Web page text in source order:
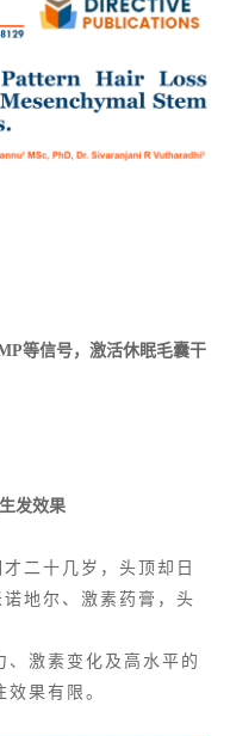
等信号，激活休眠毛囊干
发效果
二十几岁，头顶却日
地尔、激素药膏，头
、激素变化及高水平的
果有限。